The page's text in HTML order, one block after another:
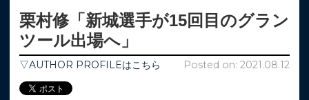
栗村修「新城選手が15回目のグラン
ツール出場へ」
▽AUTHOR PROFILEはこちら Posted on: 2021.08.12